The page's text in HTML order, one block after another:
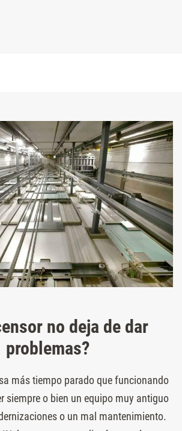
no deja de dar
problemas?
más tiempo parado que funcionando
siempre o bien un equipo muy antiguo
o un mal mantenimiento.